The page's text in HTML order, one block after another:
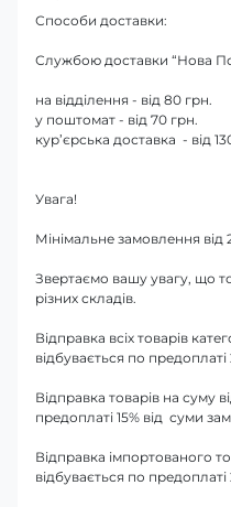
Способи доставки:
Службою доставки “Нова
на відділення - від 80 грн.
у поштомат - від 70 грн.
кур’єрська доставка - від
Увага!
Мінімальне замовлення від
Звертаємо вашу увагу, що
різних складів.
Відправка всіх товарів
відбувається по
Відправка товарів на суму
предоплаті 15% від суми
Відправка імпортованого
відбувається по